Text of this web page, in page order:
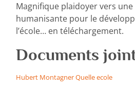
Magnifique plaidoyer vers
humanisante pour le
l’école… en téléchargement.
Documents
Hubert Montagner Quelle ecole